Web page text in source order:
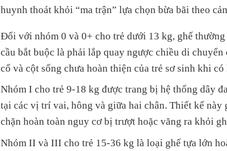
huynh thoát khỏi “ma trận” lựa chọn bừa bãi theo
Đối với nhóm 0 và 0+ cho trẻ dưới 13 kg, ghế
cầu bắt buộc là phải lắp quay ngược chiều di chuyển
cổ và cột sống chưa hoàn thiện của trẻ sơ sinh khi
Nhóm I cho trẻ 9-18 kg được trang bị hệ thống dây
tại các vị trí vai, hông và giữa hai chân. Thiết kế này
chặn hoàn toàn nguy cơ bị trượt hoặc văng ra khỏi
Nhóm II và III cho trẻ 15-36 kg là loại ghế tựa lớn